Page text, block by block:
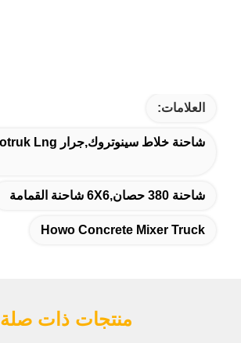
العلامات:
شاحنة خلاط سينوتروك,جرار Sinotruk Lng,شاحنة خلط الخرسانة HOWO
شاحنة 380 حصان,6X6 شاحنة القمامة
Howo Concrete Mixer Truck
منتجات ذات صلة